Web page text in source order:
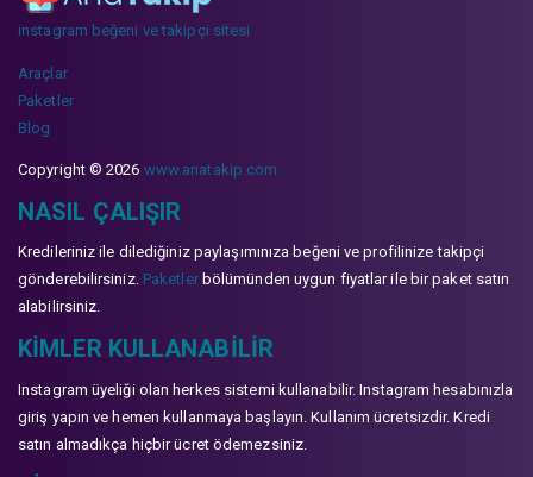
instagram beğeni ve takipçi sitesi
Araçlar
Paketler
Blog
Copyright © 2026 www.anatakip.com
NASIL ÇALIŞIR
Kredileriniz ile dilediğiniz paylaşımınıza beğeni ve profilinize takipçi
gönderebilirsiniz. Paketlerbölümünden uygun fiyatlar ile bir paket satın
alabilirsiniz.
KIMLER KULLANABILIR
Instagram üyeliği olan herkes sistemi kullanabilir. Instagram hesabınızla
giriş yapın ve hemen kullanmaya başlayın. Kullanım ücretsizdir. Kredi
satın almadıkça hiçbir ücret ödemezsiniz.